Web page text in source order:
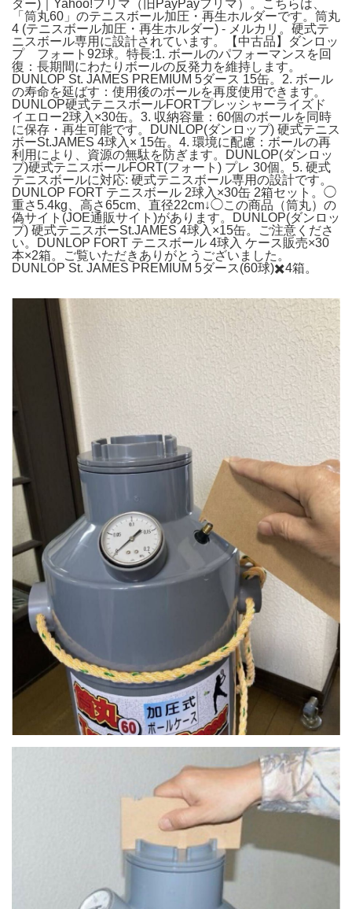
ダー)｜Yahoo!フリマ（旧PayPayフリマ）。こちらは、
「筒丸60」のテニスボール加圧・再生ホルダーです。筒丸
4 (テニスボール加圧・再生ホルダー) - メルカリ。硬式テ
ニスボール専用に設計されています。【中古品】ダンロッ
プ フォート92球。特長:1. ボールのパフォーマンスを回
復：長期間にわたりボールの反発力を維持します。
DUNLOP St. JAMES PREMIUM 5ダース 15缶。2. ボール
の寿命を延ばす：使用後のボールを再度使用できます。
DUNLOP硬式テニスボールFORTプレッシャーライズド
イエロー2球入×30缶。3. 収納容量：60個のボールを同時
に保存・再生可能です。DUNLOP(ダンロップ) 硬式テニス
ボーSt.JAMES 4球入× 15缶。4. 環境に配慮：ボールの再
利用により、資源の無駄を防ぎます。DUNLOP(ダンロッ
プ)硬式テニスボールFORT(フォート) プレ 30個。5. 硬式
テニスボールに対応: 硬式テニスボール専用の設計です。
DUNLOP FORT テニスボール 2球入×30缶 2箱セット。◯
重さ5.4kg、高さ65cm、直径22cm↓◯この商品（筒丸）の
偽サイト(JOE通販サイト)があります。DUNLOP(ダンロッ
プ) 硬式テニスボーSt.JAMES 4球入×15缶。ご注意くださ
い。DUNLOP FORT テニスボール 4球入 ケース販売×30
本×2箱。ご覧いただきありがとうございました。
DUNLOP St. JAMES PREMIUM 5ダース(60球)✖️4箱。